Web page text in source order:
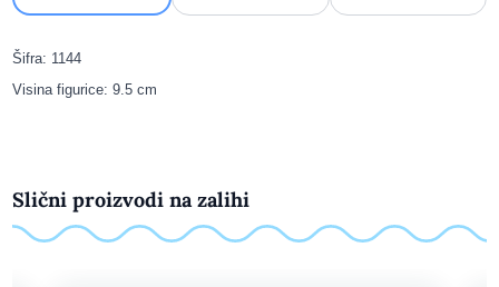
Šifra: 1144
Visina figurice: 9.5 cm
Slični proizvodi na zalihi